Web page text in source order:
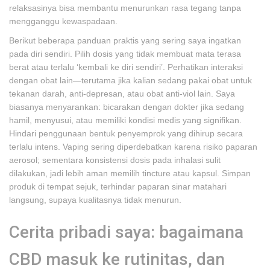
relaksasinya bisa membantu menurunkan rasa tegang tanpa
mengganggu kewaspadaan.
Berikut beberapa panduan praktis yang sering saya ingatkan
pada diri sendiri. Pilih dosis yang tidak membuat mata terasa
berat atau terlalu ‘kembali ke diri sendiri’. Perhatikan interaksi
dengan obat lain—terutama jika kalian sedang pakai obat untuk
tekanan darah, anti-depresan, atau obat anti-viol lain. Saya
biasanya menyarankan: bicarakan dengan dokter jika sedang
hamil, menyusui, atau memiliki kondisi medis yang signifikan.
Hindari penggunaan bentuk penyemprok yang dihirup secara
terlalu intens. Vaping sering diperdebatkan karena risiko paparan
aerosol; sementara konsistensi dosis pada inhalasi sulit
dilakukan, jadi lebih aman memilih tincture atau kapsul. Simpan
produk di tempat sejuk, terhindar paparan sinar matahari
langsung, supaya kualitasnya tidak menurun.
Cerita pribadi saya: bagaimana
CBD masuk ke rutinitas, dan